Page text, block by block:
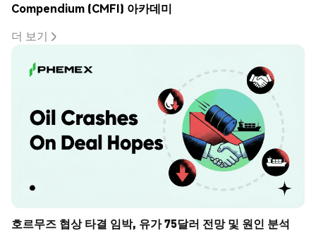
Compendium (CMFI) 아카데미
더 보기
호르무즈 협상 타결 임박, 유가 75달러 전망 및 원인 분석